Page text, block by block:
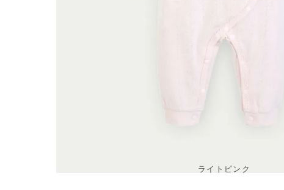
ライトピンク